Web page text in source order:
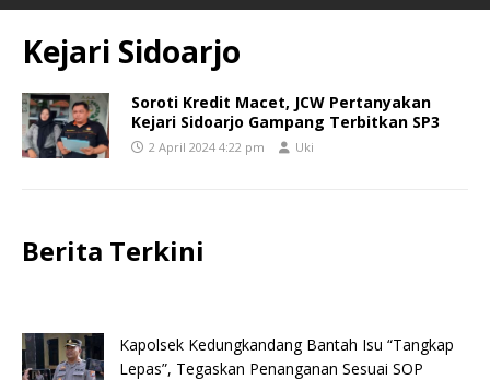
Kejari Sidoarjo
Soroti Kredit Macet, JCW Pertanyakan
Kejari Sidoarjo Gampang Terbitkan SP3
2 April 2024 4:22 pm Uki
Berita Terkini
Kapolsek Kedungkandang Bantah Isu “Tangkap
Lepas”, Tegaskan Penanganan Sesuai SOP